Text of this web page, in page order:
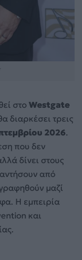
στοWestgate
διαρκέσει τρεις
2026.
που δεν
δίνει στους
από
μαζί
Η εμπειρία
και